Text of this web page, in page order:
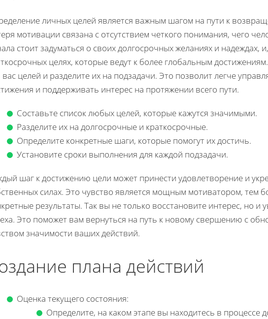
личных целей является важным шагом на пути к
мотивации связана с отсутствием четкого понимания, чего
стоит задуматься о своих долгосрочных желаниях и надеждах,
целях, которые ведут к более глобальным
вас целей и разделите их на подзадачи. Это позволит легче
и поддерживать интерес на протяжении всего пути.
Составьте список любых целей, которые кажутся значимыми.
Разделите их на долгосрочные и краткосрочные.
Определите конкретные шаги, которые помогут их достичь.
Установите сроки выполнения для каждой подзадачи.
шаг к достижению цели может принести удовлетворение и
силах. Это чувство является мощным мотиватором, тем
результаты. Так вы не только восстановите интерес, но и
Это поможет вам вернуться на путь к новому свершению с
значимости ваших действий.
плана действий
Оценка текущего состояния:
Определите, на каком этапе вы находитесь в процессе